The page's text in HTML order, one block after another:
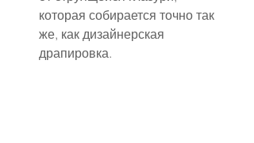
которая собирается точно так
же, как дизайнерская
драпировка.